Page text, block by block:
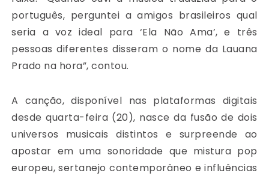
português, perguntei a amigos brasileiros qual
seria a voz ideal para ‘Ela Não Ama’, e três
pessoas diferentes disseram o nome da Lauana
Prado na hora”, contou.
A canção, disponível nas plataformas digitais
desde quarta-feira (20), nasce da fusão de dois
universos musicais distintos e surpreende ao
apostar em uma sonoridade que mistura pop
europeu, sertanejo contemporâneo e influências